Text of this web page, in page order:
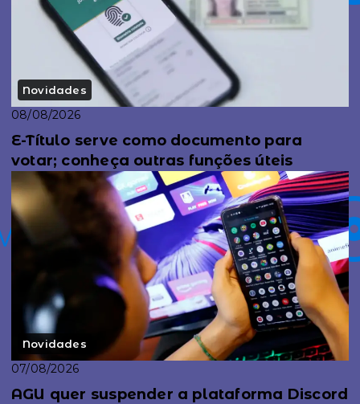
Novidades
08/08/2026
E-Título serve como documento para
votar; conheça outras funções úteis
Novidades
07/08/2026
AGU quer suspender a plataforma Discord